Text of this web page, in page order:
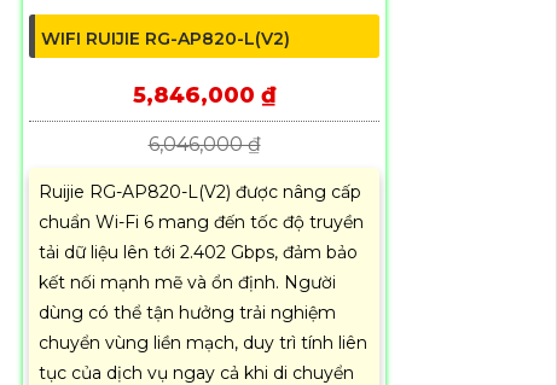
WIFI RUIJIE RG-AP820-L(V2)
5,846,000 ₫
6,046,000 ₫
Ruijie RG-AP820-L(V2) được nâng cấp
chuẩn Wi-Fi 6 mang đến tốc độ truyền
tải dữ liệu lên tới 2.402 Gbps, đảm bảo
kết nối mạnh mẽ và ổn định. Người
dùng có thể tận hưởng trải nghiệm
chuyển vùng liền mạch, duy trì tính liên
tục của dịch vụ ngay cả khi di chuyển